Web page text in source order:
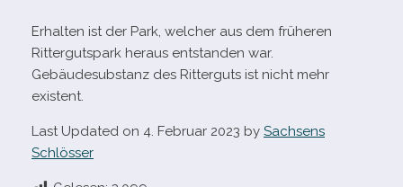
Erhalten ist der Park, wel­cher aus dem frü­he­ren
Rittergutspark her­aus ent­stan­den war.
Gebäudesubstanz des Ritterguts ist nicht mehr
existent.
Last Updated on 4. Februar 2023 by Sachsens
Schlösser